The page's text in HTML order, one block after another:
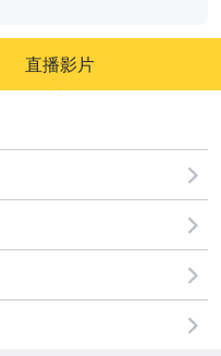
直播影片